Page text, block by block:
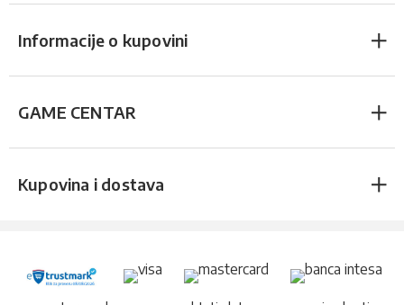
Informacije o kupovini
GAME CENTAR
Kupovina i dostava